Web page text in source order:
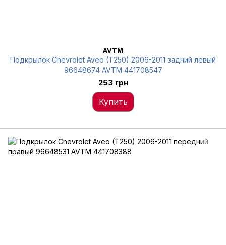
AVTM
Подкрылок Chevrolet Aveo (T250) 2006-2011 задний левый
96648674 AVTM 441708547
253 грн
Купить